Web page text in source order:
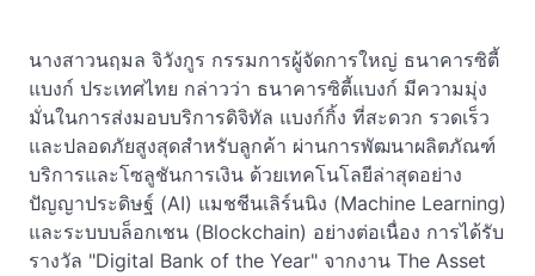
นางสาวนฤมล จิวังกูร กรรมการผู้จัดการใหญ่ ธนาคารซิตี้
แบงก์ ประเทศไทย กล่าวว่า ธนาคารซิตี้แบงก์ มีความมุ่ง
มั่นในการส่งมอบบริการดิจิทัล แบงก์กิ้ง ที่สะดวก รวดเร็ว
และปลอดภัยสูงสุดสำหรับลูกค้า ผ่านการพัฒนาผลิตภัณฑ์
บริการและโซลูชันการเงิน ด้วยเทคโนโลยีล่าสุดอย่าง
ปัญญาประดิษฐ์ (AI) แมชชีนเลิร์นนิง (Machine Learning)
และระบบบล็อกเชน (Blockchain) อย่างต่อเนื่อง การได้รับ
รางวัล "Digital Bank of the Year" จากงาน The Asset